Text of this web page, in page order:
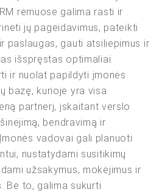
rėmuose galima rasti ir
jų pageidavimus, pateikti
paslaugas, gauti atsiliepimus ir
išspręstas optimaliai.
ir nuolat papildyti įmonės
bazę, kurioje yra visa
partnerį, įskaitant verslo
bendravimą ir
vadovai gali planuoti
nustatydami susitikimų
užsakymus, mokėjimus ir
Be to, galima sukurti